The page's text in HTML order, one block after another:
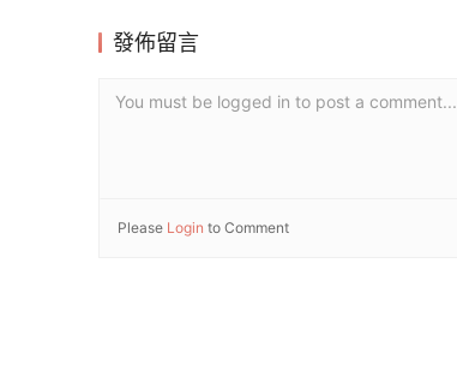
發佈留言
You must be logged in to post a comment...
Please Login to Comment